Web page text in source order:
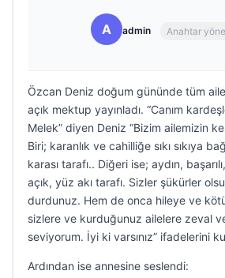
A admin Anahtar
Özcan Deniz doğum gününde tüm
açık mektup yayınladı. “Canım
Melek” diyen Deniz “Bizim ailemizin
Biri; karanlık ve cahilliğe sıkı sıkıya
karası tarafı.. Diğeri ise; aydın,
açık, yüz akı tarafı. Sizler şükürler
durdunuz. Hem de onca hileye ve
sizlere ve kurduğunuz ailelere zeval
seviyorum. İyi ki varsınız” ifadelerini
Ardından ise annesine seslendi: